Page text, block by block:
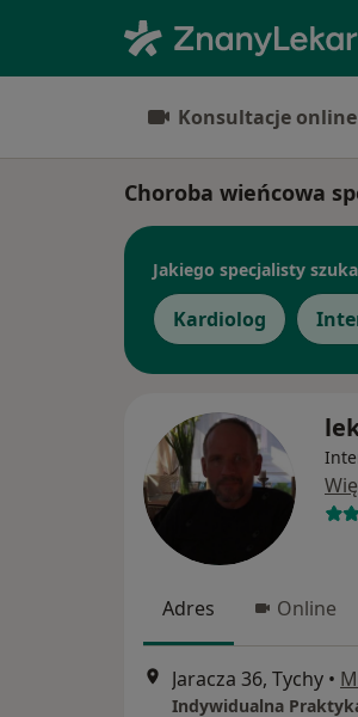
Konsultacje online
Choroba wieńcowa
Jakiego specjalisty
Kardiolog
Adres Online
Jaracza 36, Tychy •
Indywidualna